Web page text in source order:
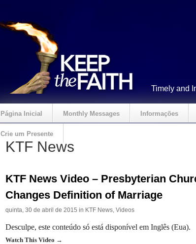
Timely and
Página Inicial Monthly Messages Informações
Crie um Presente
KTF News
KTF News Video – Presbyterian
Changes Definition of Marriage
quinta, 30 de abril de 2015 in KTF News, Videos
Desculpe, este conteúdo só está disponível em Inglês (Eua).
Watch This Video →